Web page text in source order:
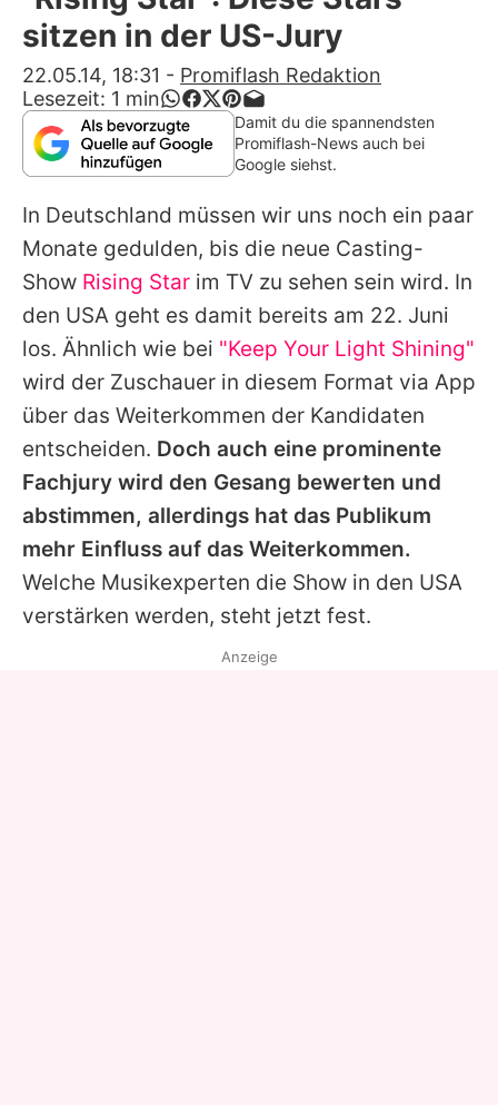
Alle Themen auf Promiflash
App runterladen
Team
Redaktionelle Richtlinien
Impressum
Nutzungsbedingungen
Utiq verwalten
sitzen in der US-Jury
22.05.14, 18:31 - Promiflash Redaktion
Lesezeit: 1 min
Damit du die spannendsten
Promiflash-News auch bei
Google siehst.
In Deutschland müssen wir uns noch ein paar
Monate gedulden, bis die neue Casting-
Show Rising Star im TV zu sehen sein wird. In
den USA geht es damit bereits am 22. Juni
los. Ähnlich wie bei "Keep Your Light Shining"
wird der Zuschauer in diesem Format via App
über das Weiterkommen der Kandidaten
entscheiden. Doch auch eine prominente
Fachjury wird den Gesang bewerten und
abstimmen, allerdings hat das Publikum
mehr Einfluss auf das Weiterkommen.
Welche Musikexperten die Show in den USA
verstärken werden, steht jetzt fest.
Anzeige